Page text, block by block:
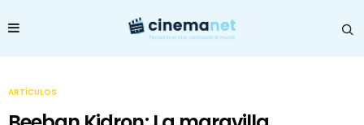
ARTÍCULOS